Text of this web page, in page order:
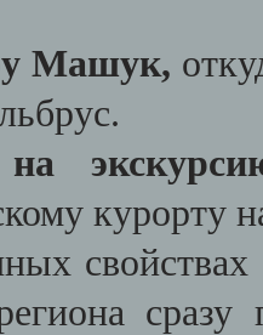
Машук,
на
курорту
свойствах